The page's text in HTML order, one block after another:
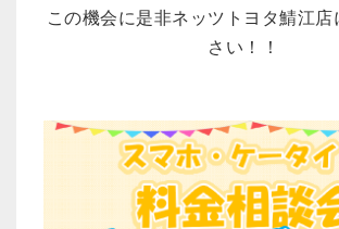
この機会に是非ネッツトヨタ鯖江店
さい！！